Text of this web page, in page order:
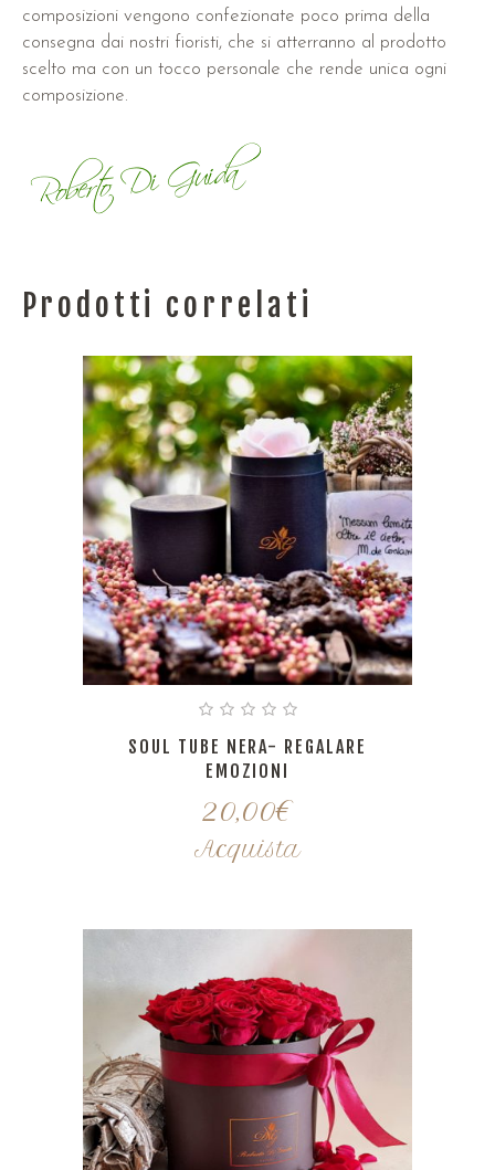
composizioni vengono confezionate poco prima della
consegna dai nostri fioristi, che si atterranno al prodotto
scelto ma con un tocco personale che rende unica ogni
composizione.
Prodotti correlati
SOUL TUBE NERA- REGALARE
EMOZIONI
20,00€
Acquista